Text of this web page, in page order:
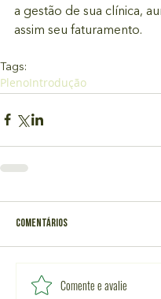
a gestão de sua clínica,
assim seu faturamento.
Tags:
PlenoIntrodução
Comentários
Comente e avalie